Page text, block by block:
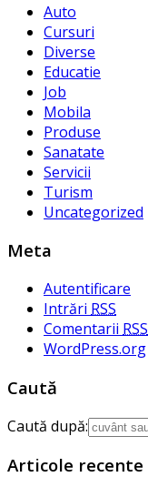
Auto
Cursuri
Diverse
Educatie
Job
Mobila
Produse
Sanatate
Servicii
Turism
Uncategorized
Meta
Autentificare
Intrări RSS
Comentarii RSS
WordPress.org
Caută
Caută după:
Articole recente